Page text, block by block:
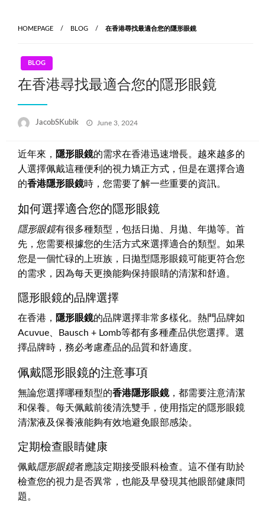
HOMEPAGE BLOG 在香港尋找最適合您的隱形眼鏡
BLOG
在香港尋找最適合您的隱形眼鏡
JacobSKubik
Posted
June 3, 2024
近年來， 隱形眼鏡的需求在香港迅速增長。越來越多的
人選擇佩戴這種便利的視力矯正方式，但是在選擇合適
的香港隱形眼鏡時，您需要了解一些重要的資訊。
如何選擇適合您的隱形眼鏡
隱形眼鏡有很多種類型，包括日拋、月拋、年拋等。首
先，您需要根據您的生活方式來選擇適合的類型。如果
您是一個忙碌的上班族，日拋型隱形眼鏡可能更符合您
的需求，因為每天更換能夠保持眼睛的清潔和舒適。
隱形眼鏡的品牌選擇
在香港， 隱形眼鏡的品牌選擇非常多樣化。熱門品牌如
Acuvue、Bausch + Lomb等都有多種產品供您選擇。選
擇品牌時，務必考慮產品的品質和舒適度。
佩戴隱形眼鏡的注意事項
無論您選擇哪種類型的香港隱形眼鏡，都需要注意清潔
和保養。每天佩戴前後清洗雙手，使用指定的隱形眼鏡
清潔液及保養液能夠有效地避免眼部感染。
定期檢查眼睛健康
佩戴隱形眼鏡者應該定期接受眼科檢查。這不僅有助於
檢查您的視力是否異常，也能及早發現其他眼部健康問
題。